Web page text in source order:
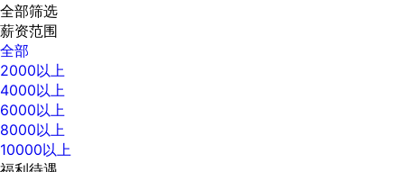
全部筛选
薪资范围
全部
2000以上
4000以上
6000以上
8000以上
10000以上